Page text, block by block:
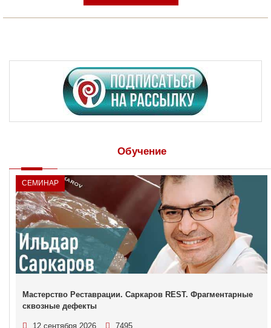
Обучение
СЕМИНАР
Мастерство Реставрации. Саркаров REST. Фрагментарные
сквозные дефекты
12 сентября 2026 7495